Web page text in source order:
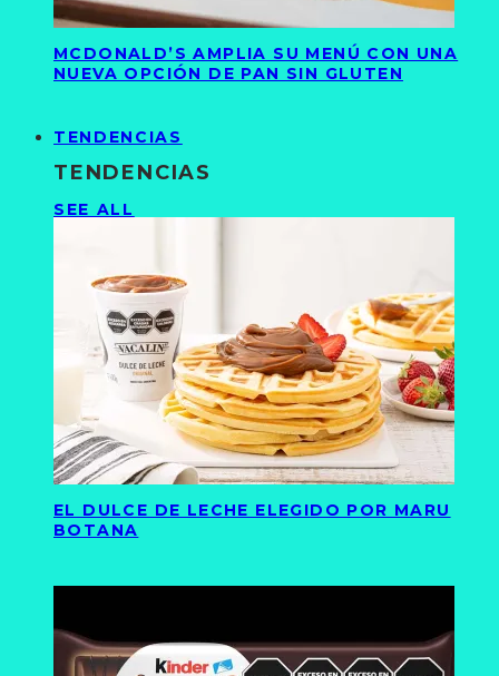
MCDONALD’S AMPLIA SU MENÚ CON UNA
NUEVA OPCIÓN DE PAN SIN GLUTEN
TENDENCIAS
TENDENCIAS
SEE ALL
EL DULCE DE LECHE ELEGIDO POR MARU
BOTANA